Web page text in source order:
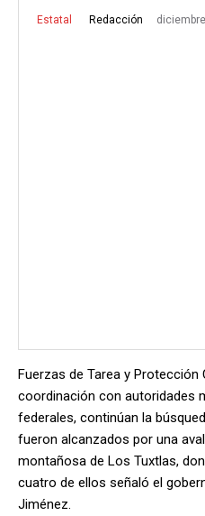
Estatal Redacción
Fuerzas de Tarea y Protección
coordinación con autoridades
federales, continúan la
fueron alcanzados por una
montañosa de Los Tuxtlas,
cuatro de ellos señaló el
Jiménez.